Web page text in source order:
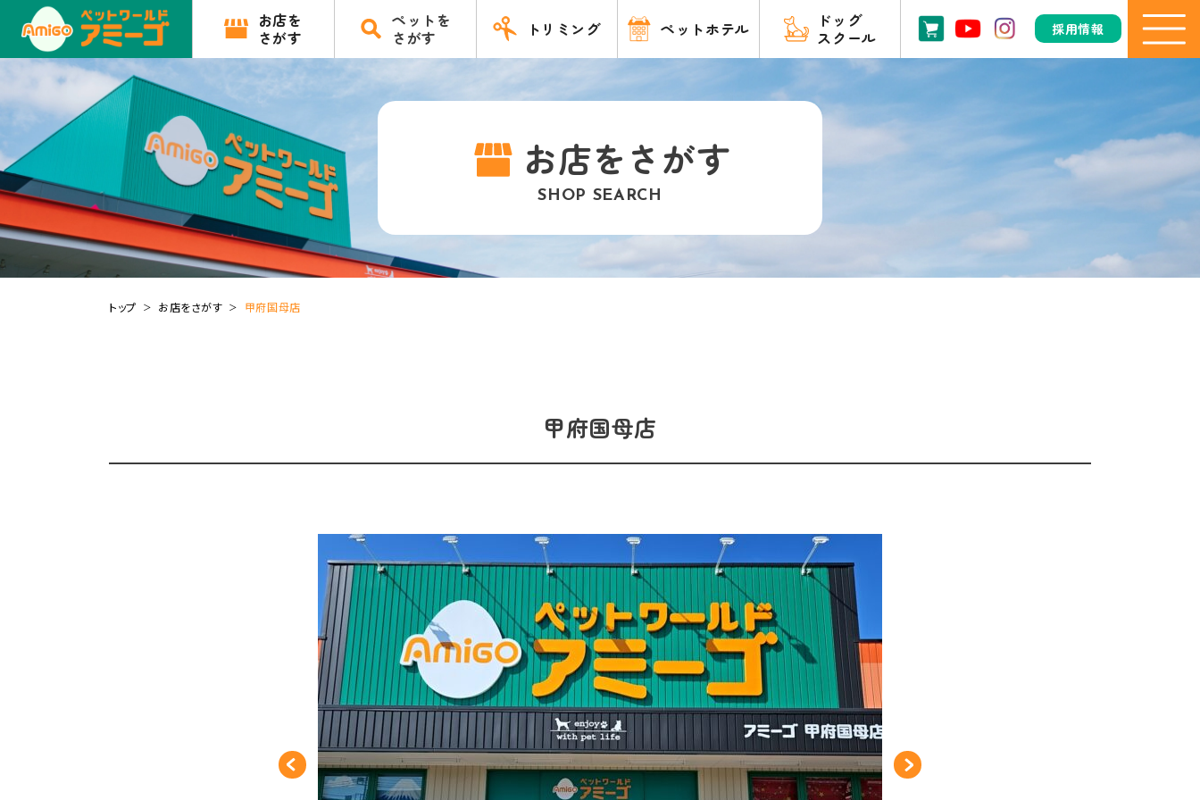
お店を
さがす
ペットを
さがす
トリミング ペットホテル
ドッグ
スクール
採用情報
お店をさがす
SHOP SEARCH
トップ お店をさがす 甲府国母店
甲府国母店